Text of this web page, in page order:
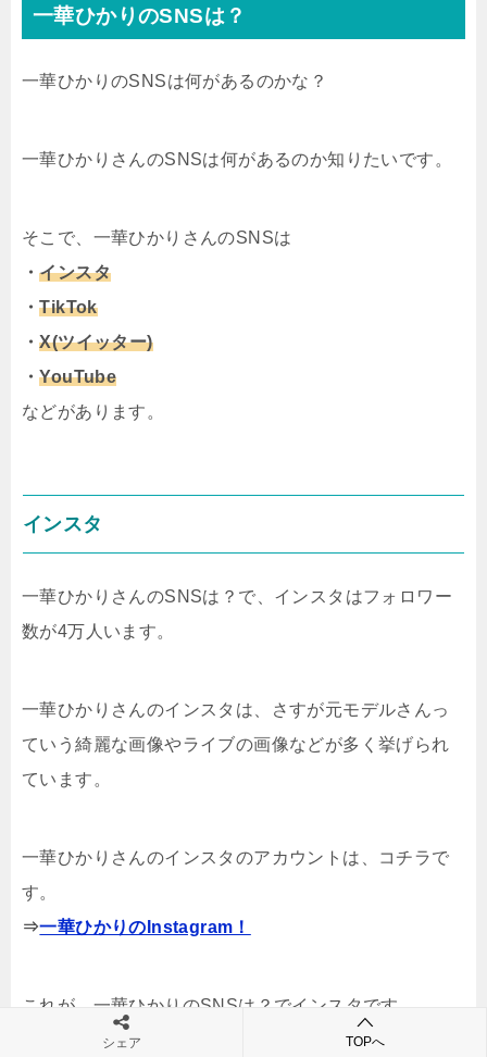
一華ひかりのSNSは？
一華ひかりのSNSは何があるのかな？
一華ひかりさんのSNSは何があるのか知りたいです。
そこで、一華ひかりさんのSNSは
・インスタ
・TikTok
・X(ツイッター)
・YouTube
などがあります。
インスタ
一華ひかりさんのSNSは？で、インスタはフォロワー
数が4万人います。
一華ひかりさんのインスタは、さすが元モデルさんっ
ていう綺麗な画像やライブの画像などが多く挙げられ
ています。
一華ひかりさんのインスタのアカウントは、コチラで
す。
⇒一華ひかりのInstagram！
これが、一華ひかりのSNSは？でインスタです。
シェア TOPへ